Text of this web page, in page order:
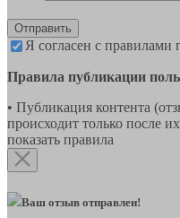
Отправить
Я согласен с правилами
Правила публикации
• Публикация контента
происходит только после
показать правила
Ваш отзыв отправлен!